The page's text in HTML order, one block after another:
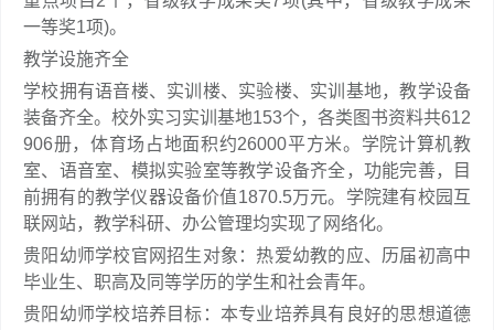
一等奖1项)。
教学设施齐全
学校拥有语音楼、实训楼、实验楼、实训基地，教学设备
装备齐全。校外实习实训基地153个，各类图书资料共612
906册，体育场占地面积约26000平方米。学院计算机教
室、语音室、模拟实验室等教学设备齐全，功能完善，目
前拥有的教学仪器设备价值1870.5万元。学院建有校园互
联网站，教学科研、办公管理均实现了网络化。
贵阳幼师学校官网招生对象：热爱幼教的应、历届初高中
毕业生、职高及同等学历的学生和社会青年。
贵阳幼师学校培养目标：本专业培养具有良好的思想道德